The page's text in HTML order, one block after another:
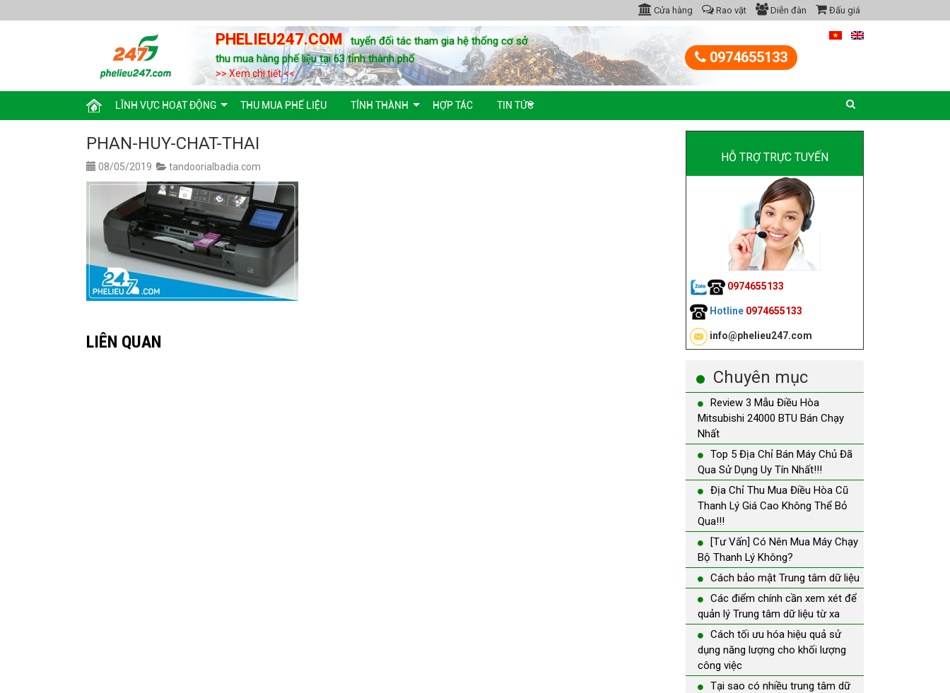
Cửa hàng Rao vặt Diễn đàn Đấu giá
PHELIEU247.COM
tuyển đối tác tham gia hệ thống cơ sở
thu mua hàng phế liệu tại 63 tỉnh thành phố
>> Xem chi tiết <<
0974655133
LĨNH VỰC HOẠT ĐỘNG THU MUA PHẾ LIỆU TỈNH THÀNH HỢP TÁC TIN TỨC
PHAN-HUY-CHAT-THAI
08/05/2019 tandoorialbadia.com
LIÊN QUAN
HỖ TRỢ TRỰC TUYẾN
0974655133
Hotline 0974655133
info@phelieu247.com
Chuyên mục
Review 3 Mẫu Điều Hòa
Mitsubishi 24000 BTU Bán Chạy
Nhất
Top 5 Địa Chỉ Bán Máy Chủ Đã
Qua Sử Dụng Uy Tín Nhất!!!
Địa Chỉ Thu Mua Điều Hòa Cũ
Thanh Lý Giá Cao Không Thể Bỏ
Qua!!!
[Tư Vấn] Có Nên Mua Máy Chạy
Bộ Thanh Lý Không?
Cách bảo mật Trung tâm dữ liệu
Các điểm chính cần xem xét để
quản lý Trung tâm dữ liệu từ xa
Cách tối ưu hóa hiệu quả sử
dụng năng lượng cho khối lượng
công việc
Tại sao có nhiều trung tâm dữ